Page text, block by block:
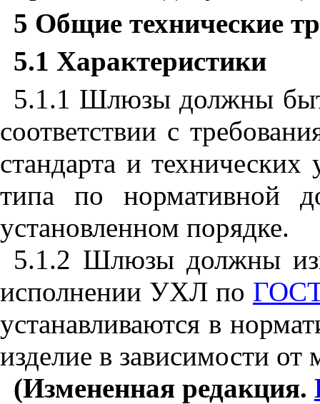
5 Общие технические
5.1 Характеристики
5.1.1 Шлюзы должны
соответствии с
стандарта и
типа по нормативной
установленном порядке.
5.1.2 Шлюзы должны
исполнении УХЛ по
устанавливаются в
изделие в зависимости
(Измененная редакция.